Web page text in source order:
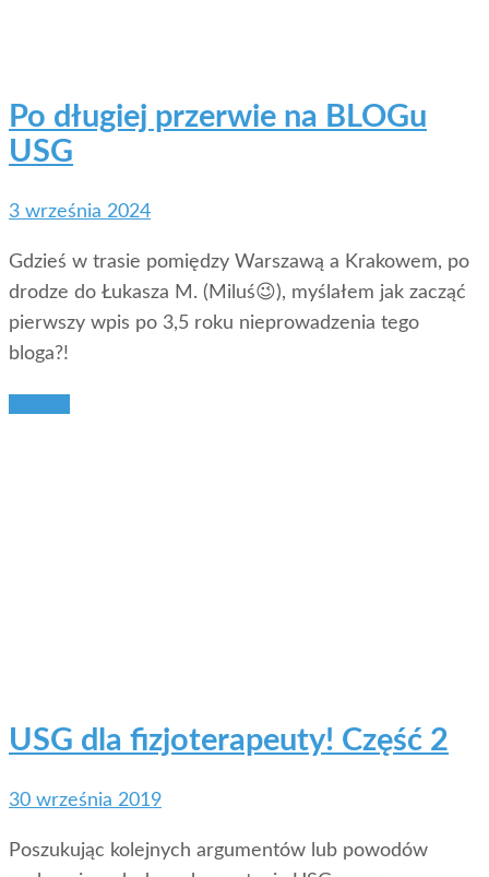
Po długiej przerwie na BLOGu
USG
3 września 2024
Gdzieś w trasie pomiędzy Warszawą a Krakowem, po
drodze do Łukasza M. (Miluś😉), myślałem jak zacząć
pierwszy wpis po 3,5 roku nieprowadzenia tego
bloga?!
USG dla fizjoterapeuty! Część 2
30 września 2019
Poszukując kolejnych argumentów lub powodów